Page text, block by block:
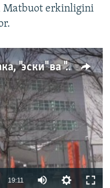
Matbuot erkinligini
Озодлик 72 ёшда: Мустамлака, "эски" ва "янги" Ўзбекистон солномаси. (1-қисм)
мавжуд эмас
19:11